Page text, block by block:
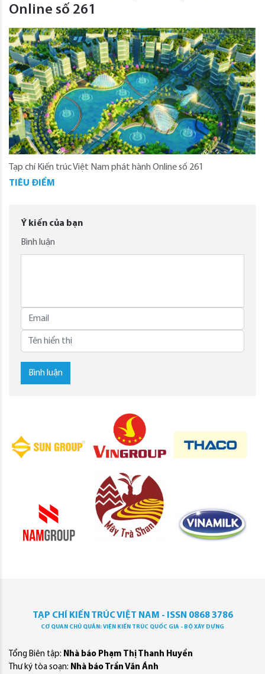
Online số 261
Tạp chí Kiến trúc Việt Nam phát hành Online số 261
TIÊU ĐIỂM
Ý kiến của bạn
Bình luận
Bình luận
TẠP CHÍ KIẾN TRÚC VIỆT NAM - ISSN 0868 3786
CƠ QUAN CHỦ QUẢN: VIỆN KIẾN TRÚC QUỐC GIA - BỘ XÂY DỰNG
Tổng Biên tập: Nhà báo Phạm Thị Thanh Huyền
Thư ký tòa soạn: Nhà báo Trần Văn Ánh